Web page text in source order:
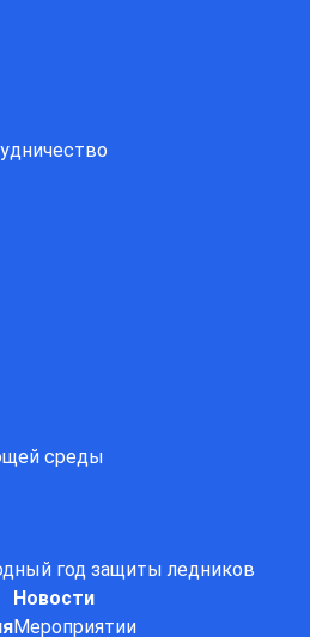
среды
год защиты ледников
Новости
Мероприятии